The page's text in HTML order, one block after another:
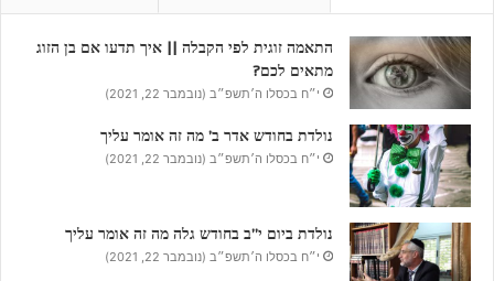
התאמה זוגית לפי הקבלה || איך תדעו אם בן הזוג
מתאים לכם?
י״ח בכסלו ה׳תשפ״ב (נובמבר 22, 2021)
נולדת בחודש אדר ב’ מה זה אומר עליך
י״ח בכסלו ה׳תשפ״ב (נובמבר 22, 2021)
נולדת ביום י”ב בחודש גלה מה זה אומר עליך
י״ח בכסלו ה׳תשפ״ב (נובמבר 22, 2021)